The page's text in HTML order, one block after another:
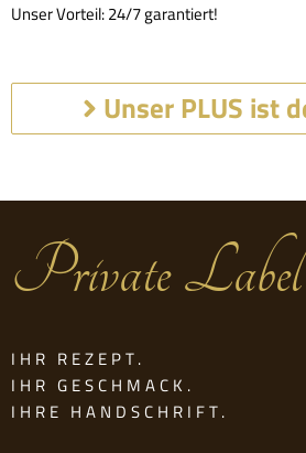
Unser Vorteil: 24/7 garantiert!
Unser PLUS ist
Private Label
IHR REZEPT.
IHR GESCHMACK.
IHRE HANDSCHRIFT.